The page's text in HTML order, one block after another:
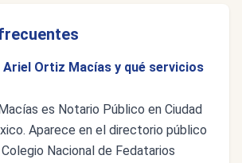
Ariel Ortiz Macías y qué servicios
es Notario Público en Ciudad
Aparece en el directorio público
Nacional de Fedatarios